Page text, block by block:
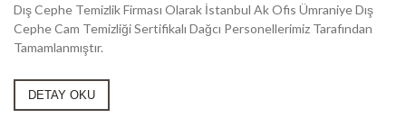
Dış Cephe Temizlik Firması Olarak İstanbul Ak Ofis Ümraniye Dış
Cephe Cam Temizliği Sertifikalı Dağcı Personellerimiz Tarafından
Tamamlanmıştır.
DETAY OKU